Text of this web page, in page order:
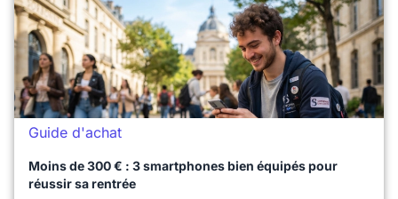
Guide d'achat
Moins de 300 € : 3 smartphones bien équipés pour
réussir sa rentrée